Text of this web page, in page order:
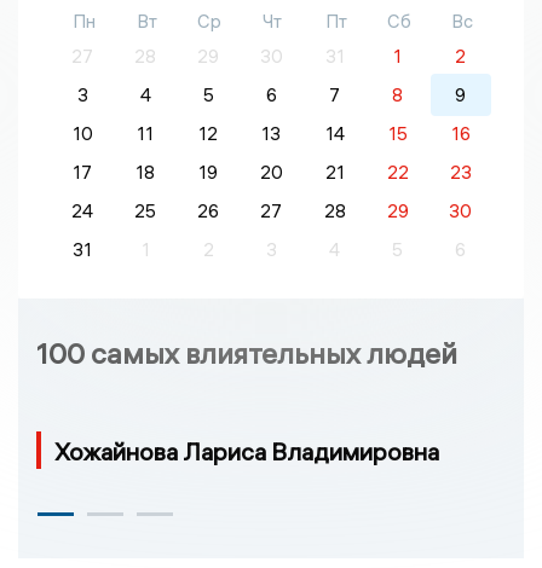
Пн Вт Ср Чт Пт Сб
Вс
27
28 29 30 31 1
2
3
4 5 6 7 8
9
10
11 12 13 14 15
16
17
18 19 20 21 22
23
24
25 26 27 28 29
30
31
1 2 3 4 5 6
100 самых влиятельных людей
Хожайнова Лариса Владимировна